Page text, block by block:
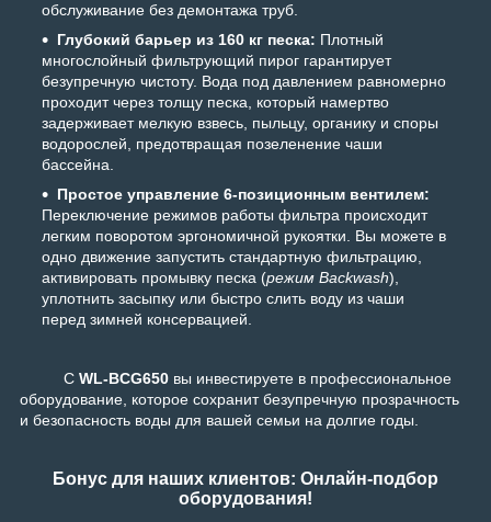
обслуживание без демонтажа труб.
Глубокий барьер из 160 кг песка: Плотный
многослойный фильтрующий пирог гарантирует
безупречную чистоту. Вода под давлением равномерно
проходит через толщу песка, который намертво
задерживает мелкую взвесь, пыльцу, органику и споры
водорослей, предотвращая позеленение чаши
бассейна.
Простое управление 6-позиционным вентилем:
Переключение режимов работы фильтра происходит
легким поворотом эргономичной рукоятки. Вы можете в
одно движение запустить стандартную фильтрацию,
активировать промывку песка (режим Backwash),
уплотнить засыпку или быстро слить воду из чаши
перед зимней консервацией.
С WL-BCG650 вы инвестируете в профессиональное
оборудование, которое сохранит безупречную прозрачность
и безопасность воды для вашей семьи на долгие годы.
Бонус для наших клиентов: Онлайн-подбор
оборудования!